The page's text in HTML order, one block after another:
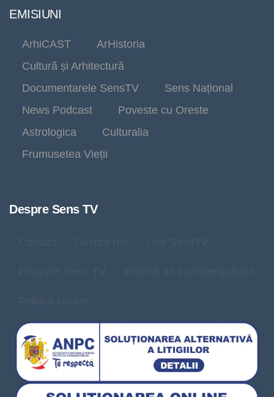
EMISIUNI
ArhiCAST
ArHistoria
Cultură și Arhitectură
Documentarele SensTV
Sens Național
News Podcast
Poveste cu Oreste
Astrologica
Culturalia
Frumusetea Vieții
Despre Sens TV